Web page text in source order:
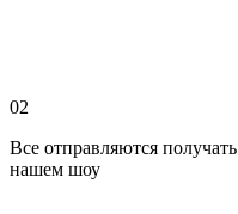
02
Все отправляются
нашем шоу